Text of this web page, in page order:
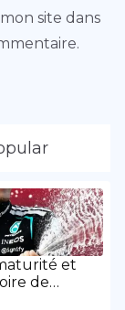
site dans
et
de
»